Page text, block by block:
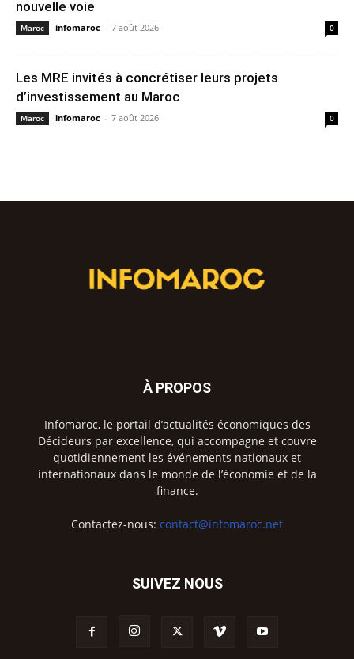
nouvelle voie
Maroc infomaroc - 7 août 2026 0
Les MRE invités à concrétiser leurs projets
d’investissement au Maroc
Maroc infomaroc - 7 août 2026 0
À PROPOS
Infomaroc, le portail d’actualités économiques des
Décideurs par excellence, qui accompagne et couvre
quotidiennement les événements nationaux et
internationaux dans le monde de l’économie et de la
finance.
Contactez-nous: contact@infomaroc.net
SUIVEZ NOUS